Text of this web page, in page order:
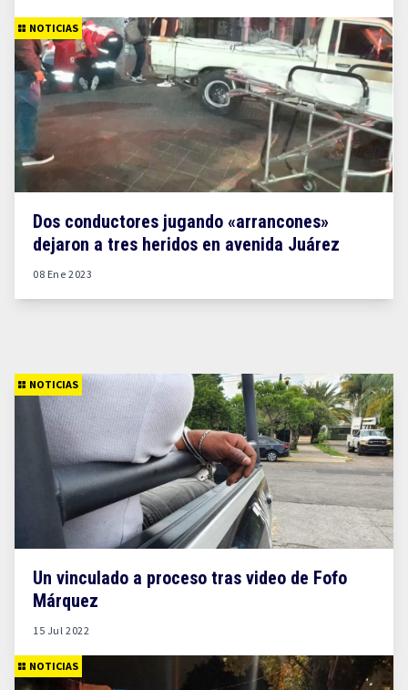
NOTICIAS
Dos conductores jugando «arrancones»
dejaron a tres heridos en avenida Juárez
08 Ene 2023
NOTICIAS
Un vinculado a proceso tras video de Fofo
Márquez
15 Jul 2022
NOTICIAS